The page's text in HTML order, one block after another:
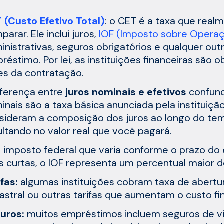
(Custo Efetivo Total): o CET é a taxa que
Ele inclui juros, IOF (Imposto sobre
seguros obrigatórios e qualquer
Por lei, as instituições financeiras são
da contratação.
entre juros nominais e efetivos
são a taxa básica anunciada pela
a composição dos juros ao longo do
no valor real que você pagará.
imposto federal que varia conforme o prazo
curtas, o IOF representa um percentual maior
algumas instituições cobram taxa de
ou outras tarifas que aumentam o custo
muitos empréstimos incluem seguros de